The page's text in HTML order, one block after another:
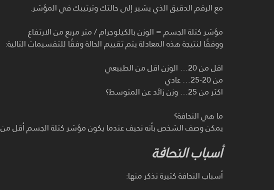
مع الرقم الدقيق الذي يشير إلى حالتك وترتيبك في المؤشر.
مؤشر كتلة الجسم = الوزن بالكيلوجرام / متر مربع من الارتفاع
ووفقًا لنتيجة هذه المعادلة يتم تقييم الحالة وفقًا للتقسيمات التالية:
اقل من 20… الوزن اقل من الطبيعي
من 20-25… عادي
اكثر من 25… وزن زائد عن المتوسط؟
ما هي النحافة؟
يمكن وصف الشخص بأنه نحيف عندما يكون مؤشر كتلة الجسم أقل من 20.
أسباب النحافة
أسباب النحافة كثيرة نذكر منها: